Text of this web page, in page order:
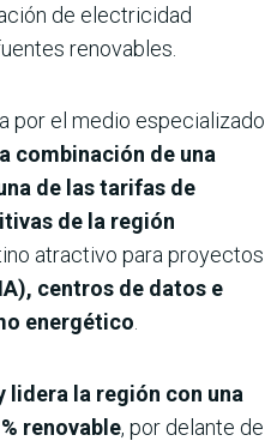
de electricidad
renovables.
por el medio especializado
combinación de una
de las tarifas de
de la región
atractivo para proyectos
centros de datos e
energético
lidera la región con una
renovable, por delante de